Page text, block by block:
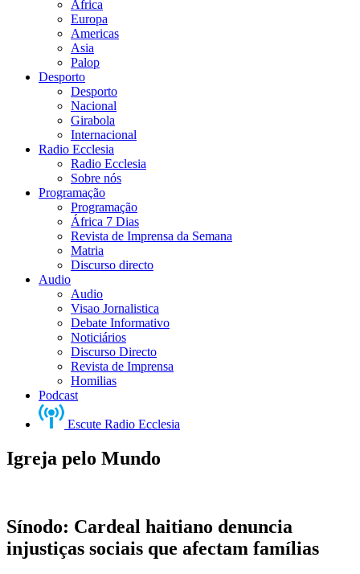
Africa
Europa
Americas
Asia
Palop
Desporto
Desporto
Nacional
Girabola
Internacional
Radio Ecclesia
Radio Ecclesia
Sobre nós
Programação
Programação
África 7 Dias
Revista de Imprensa da Semana
Matria
Discurso directo
Audio
Audio
Visao Jornalistica
Debate Informativo
Noticiários
Discurso Directo
Revista de Imprensa
Homilias
Podcast
Escute Radio Ecclesia
Igreja pelo Mundo
Sínodo: Cardeal haitiano denuncia
injustiças sociais que afectam famílias